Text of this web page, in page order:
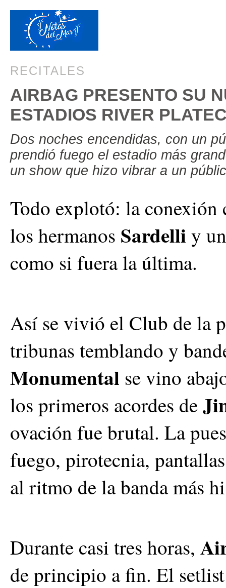
RECITALES
AIRBAG PRESENTO SU
ESTADIOS RIVER
Dos noches encendidas, con un
prendió fuego el estadio más
un show que hizo vibrar a un
Todo explotó: la conexión
los hermanos Sardelli y
como si fuera la última.
Así se vivió el Club de la
tribunas temblando y
Monumental se vino
los primeros acordes de
ovación fue brutal. La
fuego, pirotecnia,
al ritmo de la banda más
Durante casi tres horas,
de principio a fin. El